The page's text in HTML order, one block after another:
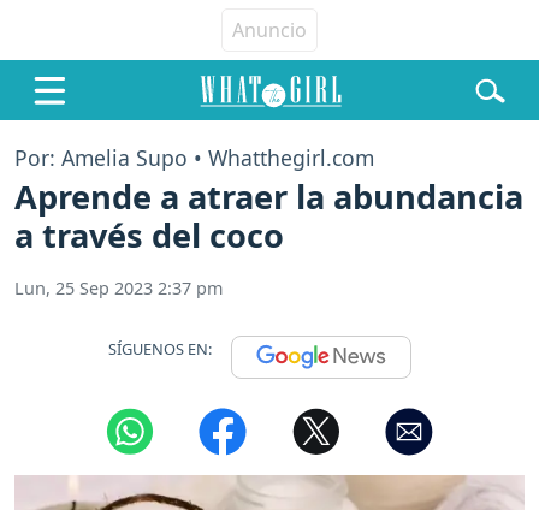
Por: Amelia Supo • Whatthegirl.com
Aprende a atraer la abundancia
a través del coco
Lun, 25 Sep 2023 2:37 pm
SÍGUENOS EN: